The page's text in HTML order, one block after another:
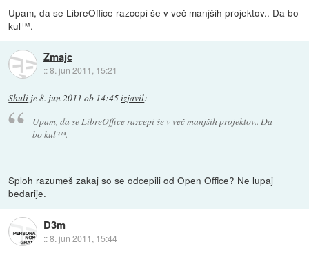
Upam, da se LibreOffice razcepi še v več manjših projektov.. Da bo
kul™.
Zmajc
::8. jun 2011, 15:21
Shuli je8. jun 2011 ob 14:45izjavil:
Upam, da se LibreOffice razcepi še v več manjših projektov.. Da
bo kul™.
Sploh razumeš zakaj so se odcepili od Open Office? Ne lupaj
bedarije.
D3m
::8. jun 2011, 15:44